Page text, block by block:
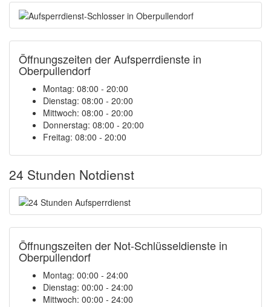
Öffnungszeiten der Aufsperrdienste in
Oberpullendorf
Montag: 08:00 - 20:00
Dienstag: 08:00 - 20:00
Mittwoch: 08:00 - 20:00
Donnerstag: 08:00 - 20:00
Freitag: 08:00 - 20:00
24 Stunden Notdienst
Öffnungszeiten der Not-Schlüsseldienste in
Oberpullendorf
Montag: 00:00 - 24:00
Dienstag: 00:00 - 24:00
Mittwoch: 00:00 - 24:00